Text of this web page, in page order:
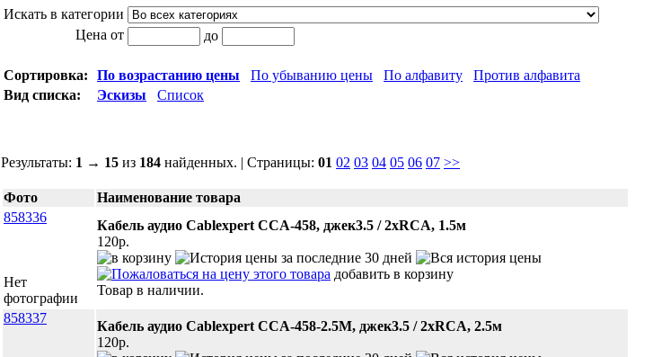
Искать в категории
Цена от
до
Сортировка: По возрастанию цены По убыванию цены По алфавиту
Против алфавита
Вид списка:
Эскизы Список
Результаты: 1 → 15 из 184 найденных. | Страницы: 01 02 03 04 05 06 07 >>
Фото
Наименование товара
858336
Нет
фотографии
Кабель аудио Cablexpert CCA-458, джек3.5 / 2xRCA, 1.5м
120p.
добавить в корзину
Товар в наличии.
858337
Кабель аудио Cablexpert CCA-458-2.5M, джек3.5 / 2xRCA, 2.5м
120p.